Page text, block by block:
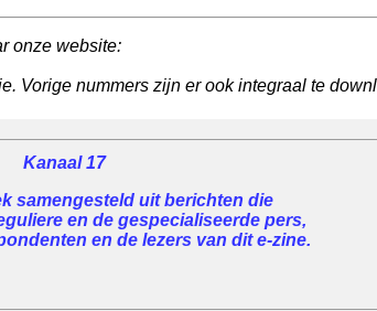
onze website:
Vorige nummers zijn er ook integraal te
Kanaal 17
samengesteld uit berichten die
en de gespecialiseerde pers,
en de lezers van dit e-zine.